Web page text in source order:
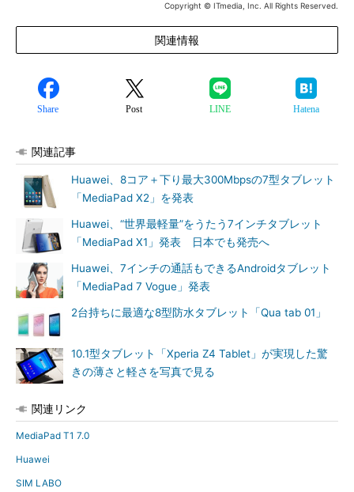
Copyright © ITmedia, Inc. All Rights Reserved.
関連情報
Share Post LINE Hatena
関連記事
Huawei、8コア＋下り最大300Mbpsの7型タブレット
「MediaPad X2」を発表
Huawei、“世界最軽量”をうたう7インチタブレット
「MediaPad X1」発表 日本でも発売へ
Huawei、7インチの通話もできるAndroidタブレット
「MediaPad 7 Vogue」発表
2台持ちに最適な8型防水タブレット「Qua tab 01」
10.1型タブレット「Xperia Z4 Tablet」が実現した驚
きの薄さと軽さを写真で見る
関連リンク
MediaPad T1 7.0
Huawei
SIM LABO